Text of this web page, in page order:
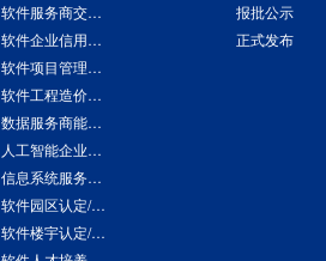
软件服务商交付能力评估
软件企业信用评价
软件项目管理能力评估
软件工程造价评估
数据服务商能力评估
人工智能企业能力评估
信息系统服务商交付能力评估
软件园区认定/评价
软件楼宇认定/评价
报批公示
正式发布